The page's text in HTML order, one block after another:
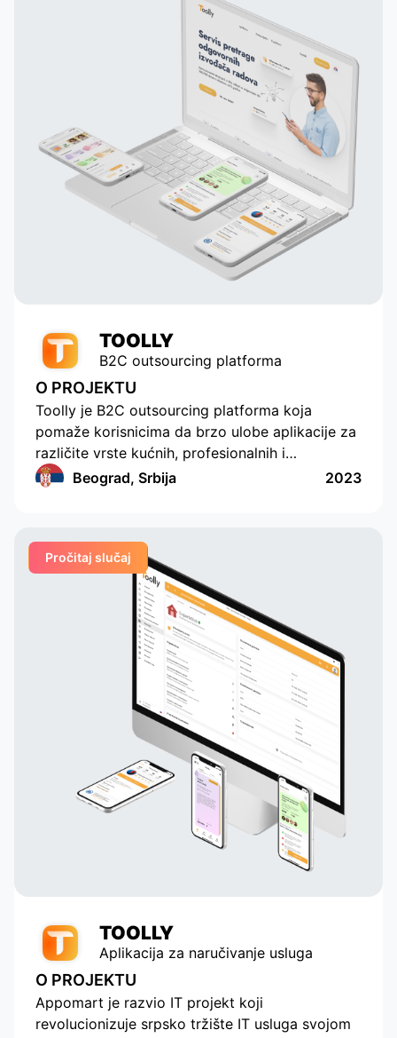
integrating astrological services,
and creating dynamic profiles. They
built their own system that
analyzes astrological data and
suggests potentially compatible
pairs to the user, which is a key
element of our application. Thanks
to their talent and dedication, our
service has grown and become
popular with tens of thousands of
active users. Appomart continues
to be an indispensable technical
partner, responding to our
TOOLLY
B2C outsourcing platforma
O PROJEKTU
Toolly je B2C outsourcing platforma koja
pomaže korisnicima da brzo ulobe aplikacije za
različite vrste kućnih, profesionalnih i
edukativnih usluga, a kompanije i specijalisti
kreiranja porudžbina za više različitih kategorija,
postavljajući dodatne jedinstvene parametre.
Beograd, Srbija 2023
Pročitaj slučaj
TOOLLY
Aplikacija za naručivanje usluga
O PROJEKTU
Appomart je razvio IT projekt koji
revolucionizuje srpsko tržište IT usluga svojom